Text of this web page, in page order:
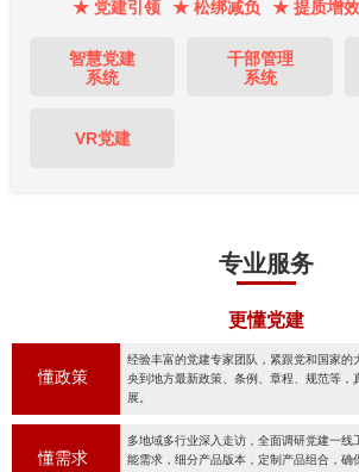
★ 党建引领 ★ 松绑减负 ★ 提质增效
智慧党建
系统
干部管理
系统
VR党建
专业服务
更懂党建
懂政策
经验丰富的党建专家团队，紧跟党和国家的
央到地方最新政策、条例、章程、规范等，
展。
懂需求
多地域多行业深入走访，全面调研党建一线
能需求，细分产品版本，定制产品组合，确